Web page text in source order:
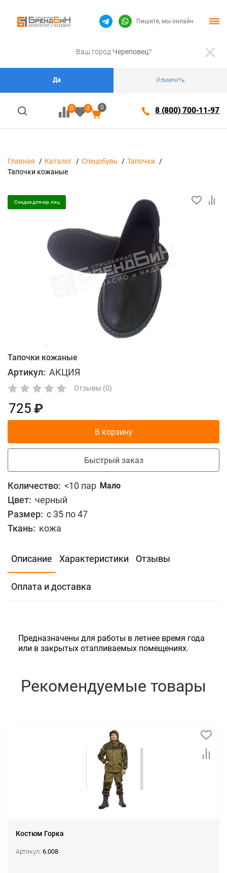
Ваш город Череповец?
Да Изменить
0 0 0 8 (800) 700-11-97
Пишите, мы онлайн
Главная Каталог Спецобувь
Тапочки
Тапочки кожаные
Скидка для юр.лиц
Тапочки кожаные
Артикул: АКЦИЯ
Отзывы (0)
725
В корзину
Быстрый заказ
Количество: <10 пар Мало
Цвет: черный
Размер: с 35 по 47
Ткань: кожа
725 Скидка для юр.лиц
Описание Характеристики Отзывы
Оплата и доставка
Предназначены для работы в летнее время года
или в закрытых отапливаемых помещениях.
Рекомендуемые товары
Костюм Горка
Артикул: 6.008